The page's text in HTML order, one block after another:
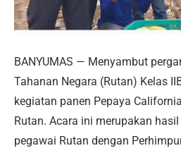
BANYUMAS — Menyambut
Tahanan Negara (Rutan) Kelas
kegiatan panen Pepaya
Rutan. Acara ini merupakan
pegawai Rutan dengan